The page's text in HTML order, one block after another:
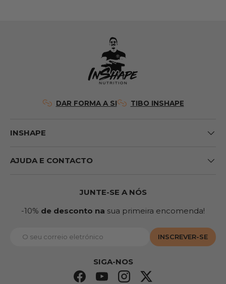
DAR FORMA A SI TIBO INSHAPE
INSHAPE
AJUDA E CONTACTO
JUNTE-SE A NÓS
-10% de desconto na sua primeira encomenda!
INSCREVER-SE
SIGA-NOS
Facebook
YouTubeInstagram
Twitter